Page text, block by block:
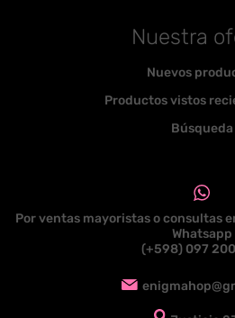
Nuestra
Nuevos
Productos vistos
Búsqueda
Por ventas mayoristas o consultas
Whatsapp
(+598) 097